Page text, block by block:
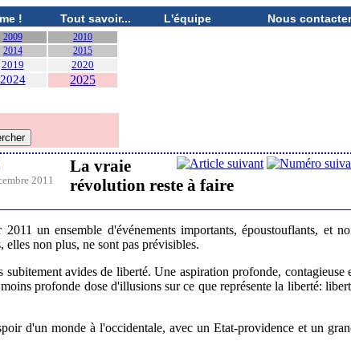
! Tout savoir... L'équipe Nous contacter
2009
2010
2014 2015
2019 2020
2024
2025
2011
La vraie
révolution reste à faire
un ensemble d'événements importants, époustouflants, et
elles non plus, ne sont pas prévisibles.
subitement avides de liberté. Une aspiration profonde, contagieuse
profonde dose d'illusions sur ce que représente la liberté:
d'un monde à l'occidentale, avec un Etat-providence et un